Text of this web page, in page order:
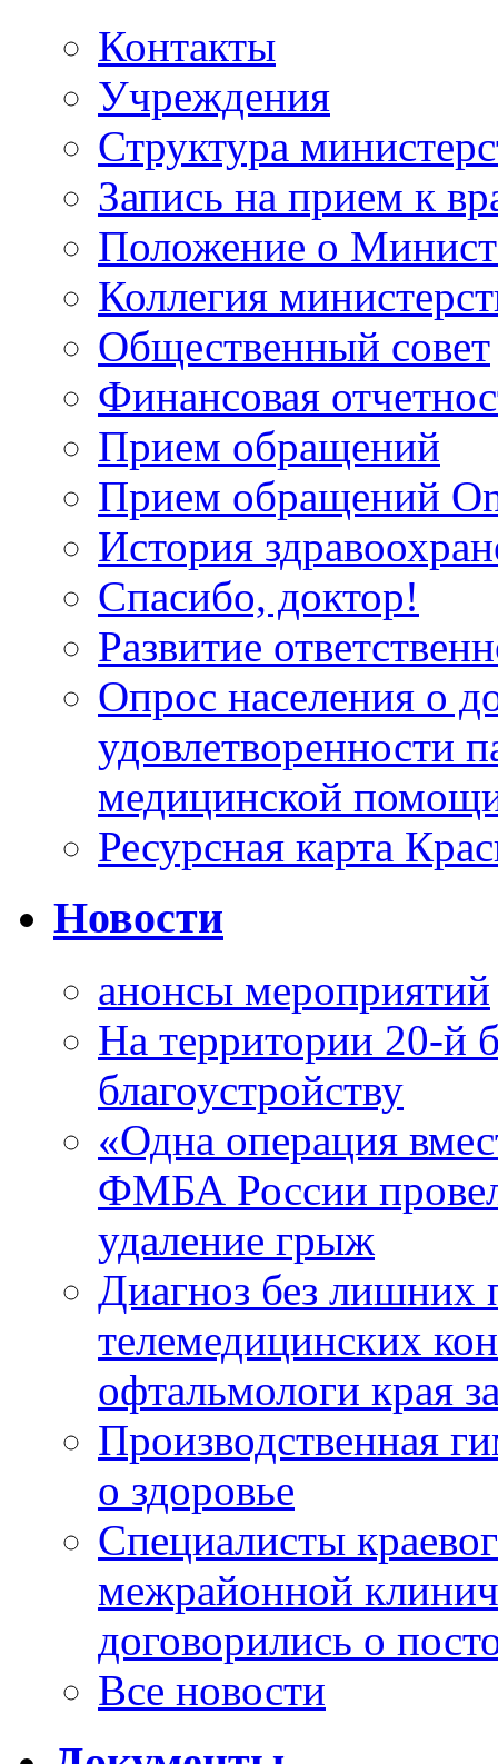
Контакты
Учреждения
Структура
Запись на прием к
Положение о
Коллегия
Общественный совет
Финансовая
Прием обращений
Прием обращений
История
Спасибо, доктор!
Развитие
Опрос населения о
удовлетворенности
медицинской
Ресурсная карта
Новости
анонсы мероприятий
На территории 20-й
благоустройству
«Одна операция
ФМБА России
удаление грыж
Диагноз без лишних
телемедицинских
офтальмологи края
Производственная
о здоровье
Специалисты
межрайонной
договорились о
Все новости